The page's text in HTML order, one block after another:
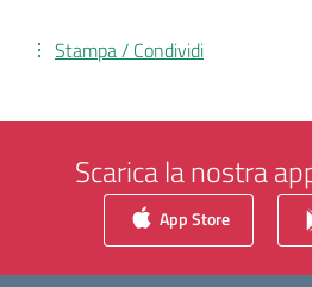
Stampa / Condividi
Scarica la nostra
App Store